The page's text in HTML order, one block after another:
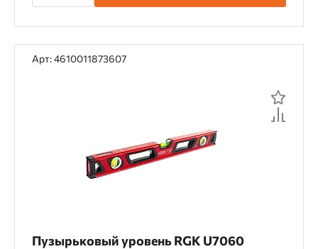
Арт: 4610011873607
Пузырьковый уровень RGK U7060